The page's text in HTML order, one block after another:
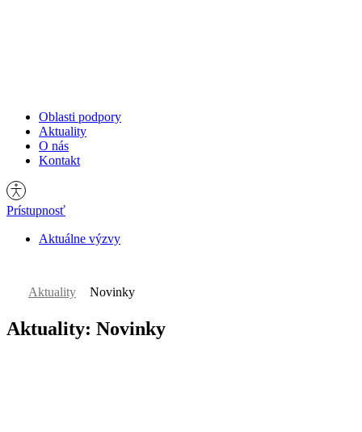
Oblasti podpory
Aktuality
O nás
Kontakt
Aktuálne výzvy
Oblasti podpory
Aktuality
O nás
Kontakt
Prístupnosť
Aktuality Novinky
Aktuality: Novinky